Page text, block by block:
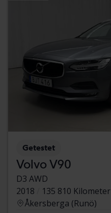
Getestet
Volvo V90
D3 AWD
2018
135 810 Kilometer
Åkersberga (Runö)